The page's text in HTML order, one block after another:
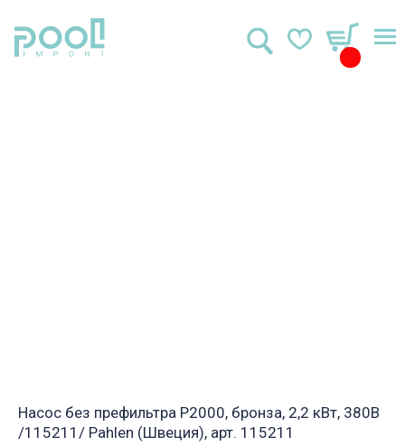
Насос без префильтра P2000, бронза, 2,2 кВт, 380В
/115211/ Pahlen (Швеция), арт. 115211